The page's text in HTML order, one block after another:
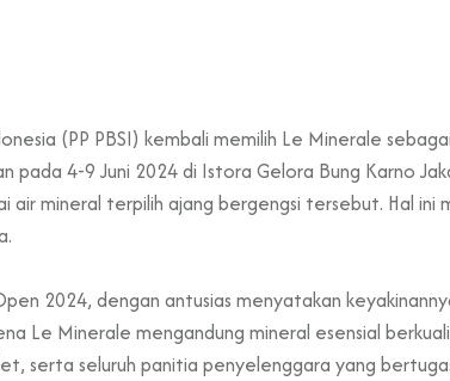
(PP PBSI) kembali memilih Le Minerale
pada 4-9 Juni 2024 di Istora Gelora Bung Karno
mineral terpilih ajang bergengsi tersebut. Hal ini
2024, dengan antusias menyatakan
Le Minerale mengandung mineral esensial
serta seluruh panitia penyelenggara yang